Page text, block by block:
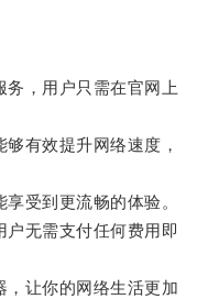
，用户只需在官网上
有效提升网络速度，
受到更流畅的体验。
无需支付任何费用即
让你的网络生活更加